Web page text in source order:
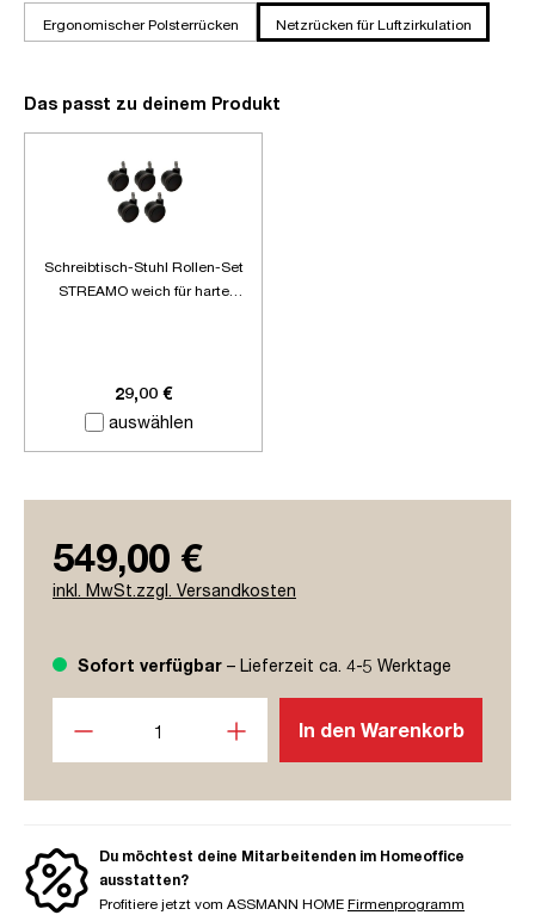
Ergonomischer Polsterrücken Netzrücken für Luftzirkulation
Das passt zu deinem Produkt
auswählen
Schreibtisch-Stuhl Rollen-Set
STREAMO weich für harte
29,00 €
549,00 €
inkl. MwSt.zzgl. Versandkosten
Sofort verfügbar – Lieferzeit ca. 4-5 Werktage
In den Warenkorb
Du möchtest deine Mitarbeitenden im Homeoffice
ausstatten?
Profitiere jetzt vom ASSMANN HOME Firmenprogramm